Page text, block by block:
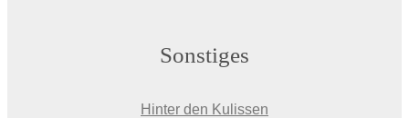
Sonstiges
Hinter den Kulissen